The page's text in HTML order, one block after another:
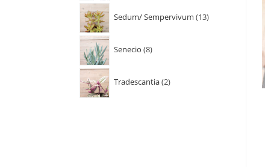
Sedum/ Sempervivum 13
Senecio 8
Tradescantia 2